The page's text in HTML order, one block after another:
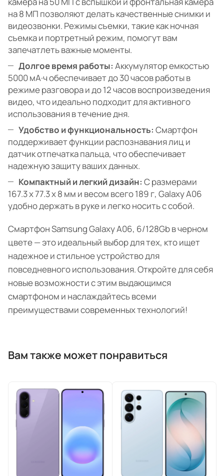
на 8 МП позволяют делать качественные снимки и
видеозвонки. Режимы съемки, такие как ночная
съемка и портретный режим, помогут вам
запечатлеть важные моменты.
Долгое время работы: Аккумулятор емкостью
5000 мА·ч обеспечивает до 30 часов работы в
режиме разговора и до 12 часов воспроизведения
видео, что идеально подходит для активного
использования в течение дня.
Удобство и функциональность: Смартфон
поддерживает функции распознавания лиц и
датчик отпечатка пальца, что обеспечивает
надежную защиту ваших данных.
Компактный и легкий дизайн: С размерами
167.3 х 77.3 х 8 мм и весом всего 189 г, Galaxy A06
удобно держать в руке и легко носить с собой.
Смартфон Samsung Galaxy A06, 6/128Gb в черном
цвете — это идеальный выбор для тех, кто ищет
надежное и стильное устройство для
повседневного использования. Откройте для себя
новые возможности с этим выдающимся
смартфоном и наслаждайтесь всеми
преимуществами современных технологий!
Вам также может понравиться